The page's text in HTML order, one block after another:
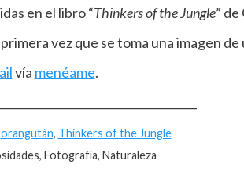
en el libro “Thinkers of the Jungle” de
vez que se toma una imagen
vía menéame.
orangután, Thinkers of the Jungle
Fotografía, Naturaleza